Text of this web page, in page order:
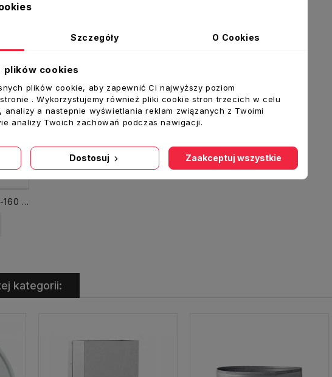
Opaska ślimakowa fi 140-160 mm skręcana
kategorii:
Szczegóły O Cookies
plików cookies
plików cookie, aby zapewnić Ci najwyższy poziom
. Wykorzystujemy również pliki cookie stron trzecich w celu
analizy a nastepnie wyświetlania reklam związanych z Twoimi
analizy Twoich zachowań podczas nawigacji.
Dostosuj Zaakceptuj wszystkie